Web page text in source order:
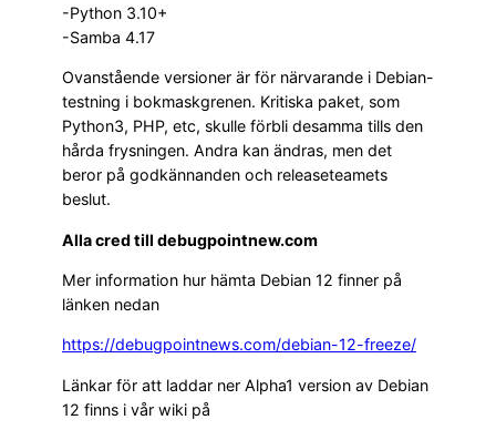
-Python 3.10+
-Samba 4.17
Ovanstående versioner är för närvarande i Debian-
testning i bokmaskgrenen. Kritiska paket, som
Python3, PHP, etc, skulle förbli desamma tills den
hårda frysningen. Andra kan ändras, men det
beror på godkännanden och releaseteamets
beslut.
Alla cred till debugpointnew.com
Mer information hur hämta Debian 12 finner på
länken nedan
https://debugpointnews.com/debian-12-freeze/
Länkar för att laddar ner Alpha1 version av Debian
12 finns i vår wiki på